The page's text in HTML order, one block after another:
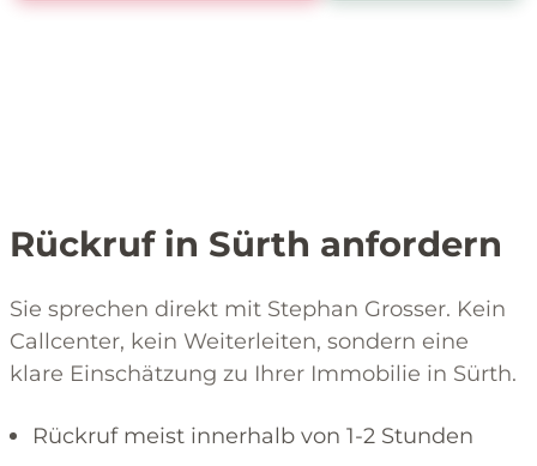
Rückruf in Sürth anfordern
Sie sprechen direkt mit Stephan Grosser. Kein
Callcenter, kein Weiterleiten, sondern eine
klare Einschätzung zu Ihrer Immobilie in Sürth.
Rückruf meist innerhalb von 1-2 Stunden